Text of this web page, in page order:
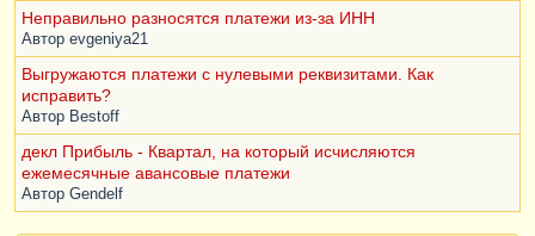
Неправильно разносятся платежи из-за ИНН
Автор evgeniya21
Выгружаются платежи с нулевыми реквизитами. Как
исправить?
Автор Bestoff
декл Прибыль - Квартал, на который исчисляются
ежемесячные авансовые платежи
Автор Gendelf